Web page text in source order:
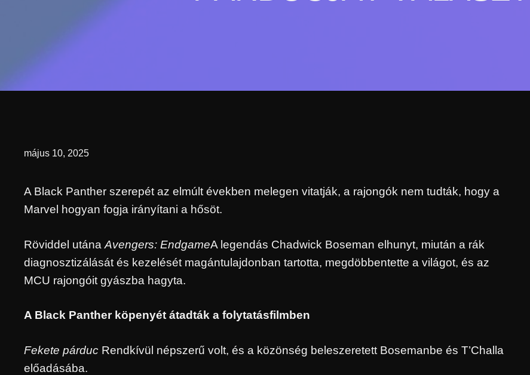
május 10, 2025
A Black Panther szerepét az elmúlt években melegen vitatják, a rajongók nem tudták, hogy a
Marvel hogyan fogja irányítani a hősöt.
Röviddel utána Avengers: EndgameA legendás Chadwick Boseman elhunyt, miután a rák
diagnosztizálását és kezelését magántulajdonban tartotta, megdöbbentette a világot, és az
MCU rajongóit gyászba hagyta.
A Black Panther köpenyét átadták a folytatásfilmben
Fekete párduc Rendkívül népszerű volt, és a közönség beleszeretett Bosemanbe és T’Challa
előadásába.